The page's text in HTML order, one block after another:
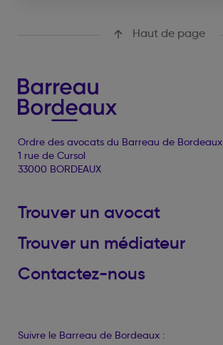
Haut de page
Ordre des avocats du Barreau de Bordeaux
1 rue de Cursol
33000 BORDEAUX
Trouver un avocat
Trouver un médiateur
Contactez-nous
Suivre le Barreau de Bordeaux :